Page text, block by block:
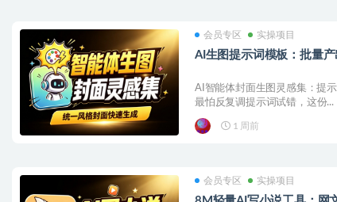
会员专区 实操项目
AI生图提示词模板：批量
AI智能体封面生图灵感集：提
最怕反复调提示词试错，这份...
1 周前
会员专区 实操项目